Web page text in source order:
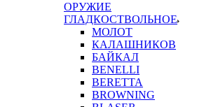
ОРУЖИЕ
ГЛАДКОСТВОЛЬНОЕ
МОЛОТ
КАЛАШНИКОВ
БАЙКАЛ
BENELLI
BERETTA
BROWNING